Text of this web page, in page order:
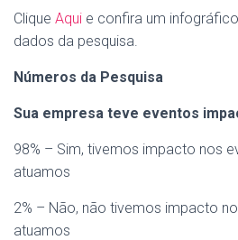
Clique Aqui e confira um
dados da pesquisa.
Números da Pesquisa
Sua empresa teve eventos
98% – Sim, tivemos impacto nos
atuamos
2% – Não, não tivemos impacto
atuamos